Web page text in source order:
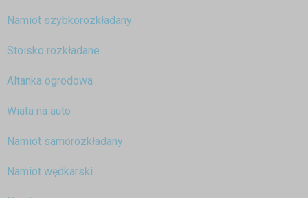
Namiot szybkorozkładany
Stoisko rozkładane
Altanka ogrodowa
Wiata na auto
Namiot samorozkładany
Namiot wędkarski